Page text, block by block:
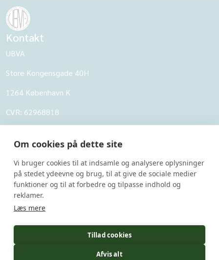
Om cookies på dette site
Vi bruger cookies til at indsamle og analysere oplysninger
på stedet ydeevne og brug, til at give de sociale medier
funktioner og til at forbedre og tilpasse indhold og
reklamer.
Læs mere
Tillad cookies
Afvis alt
Kontakt
UBVA
Store Kongensgade 40H
1264 København K
CVR: 62968818
Om UBVA
Persondatapolitik for UBVA
Disclaimer - Brug af hjemmesiden
Undersider
UBVA's svarbank
Forskerportalen